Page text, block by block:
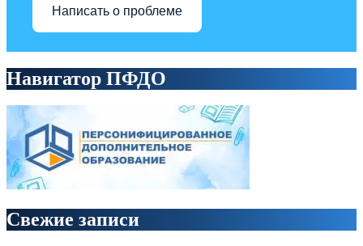
Написать о проблеме
Навигатор ПФДО
Свежие записи